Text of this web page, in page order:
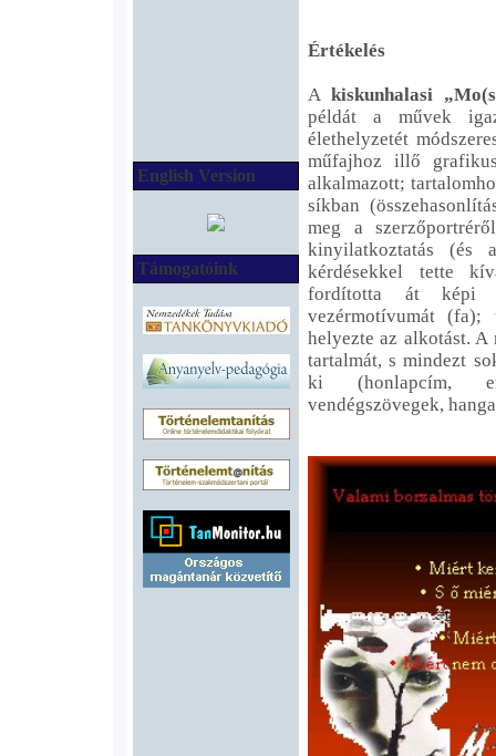
English Version
Támogatóink
Értékelés
Akiskunhalasi
példát a művek
élethelyzetét
műfajhoz illő
alkalmazott;
síkban
meg a
kinyilatkoztatás (és
kérdésekkel tette
fordította át képi
vezérmotívumát (fa);
helyezte az alkotást. A
tartalmát, s mindezt
ki (honlapcím,
vendégszövegek,